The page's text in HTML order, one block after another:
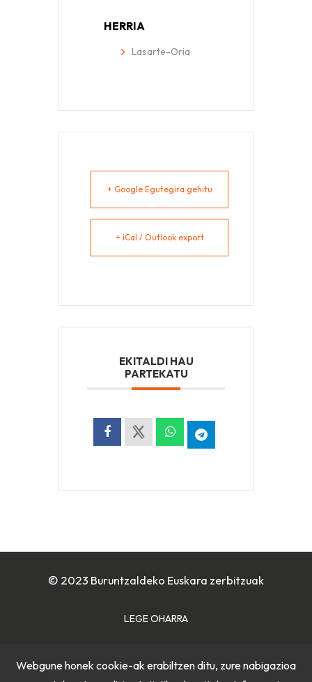
HERRIA
Lasarte-Oria
+ Google Egutegira gehitu
+ iCal / Outlook export
EKITALDI HAU
PARTEKATU
© 2023 Buruntzaldeko Euskara zerbitzuak
LEGE OHARRA
Webgune honek cookie-ak erabiltzen ditu, zure nabigazioa